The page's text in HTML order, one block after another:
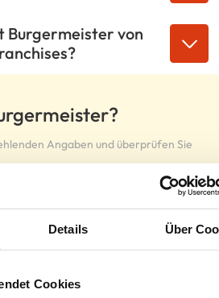
Details Über
Cookies
Burgermeister von
Angaben und überprüfen Sie
Das gibt’s